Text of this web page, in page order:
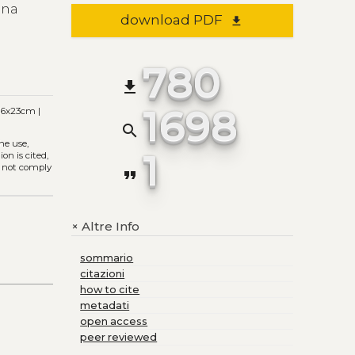
|
use,
is cited,
not comply
download PDF file_download
file_download 780
search 1698
format_quote 1
+Altre Info
sommario
citazioni
how to cite
metadati
open access
peer reviewed